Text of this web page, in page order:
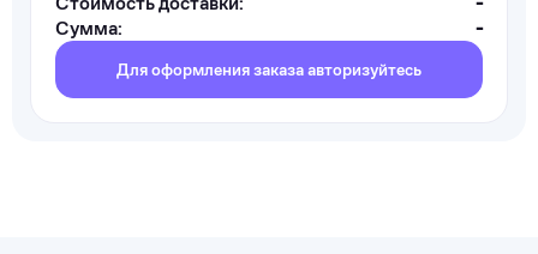
Сумма:
-
Для оформления заказа авторизуйтесь